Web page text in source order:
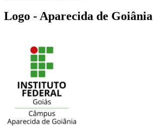
Logo - Aparecida de Goiânia